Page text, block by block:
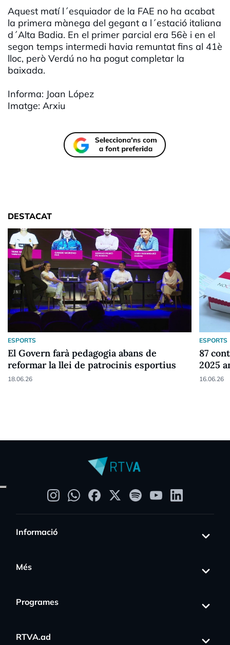
Aquest matí l´esquiador de la FAE no ha acabat
la primera mànega del gegant a l´estació italiana
d´Alta Badia. En el primer parcial era 56è i en el
segon temps intermedi havia remuntat fins al 41è
lloc, però Verdú no ha pogut completar la
baixada.
Informa: Joan López
Imatge: Arxiu
DESTACAT
ESPORTS
El Govern farà pedagogia abans de
reformar la llei de patrocinis esportius
18.06.26
ESPORTS
87
2025
16.06.26
Informació
Més
Programes
RTVA.ad